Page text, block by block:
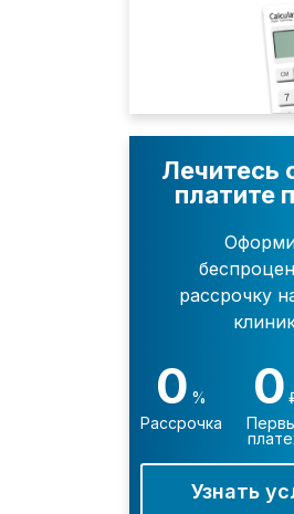
Лечитесь
платите
рассрочку
0 %
Рассрочка
0
Узнать